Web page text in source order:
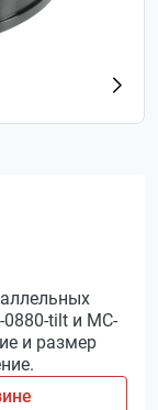
tilt и MC-
и размер